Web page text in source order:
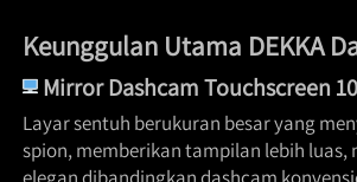
Keunggulan Utama DEKKA
Mirror Dashcam Touchscreen
Layar sentuh berukuran besar yang
spion, memberikan tampilan lebih luas,
elegan dibandingkan dashcam